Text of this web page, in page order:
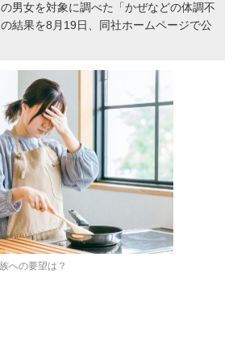
男女を対象に調べた「かぜなどの体調不
結果を8月19日、同社ホームページで公
への要望は？